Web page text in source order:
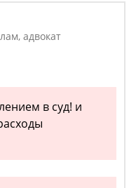
адвокат
в суд! и